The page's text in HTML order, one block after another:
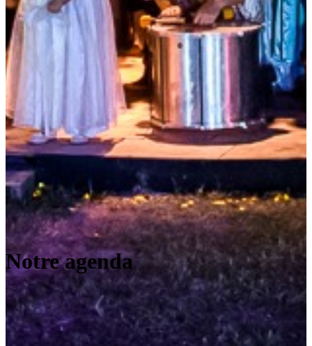
Notre agenda